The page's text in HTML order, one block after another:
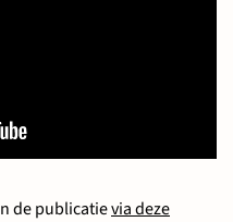
de publicatievia deze